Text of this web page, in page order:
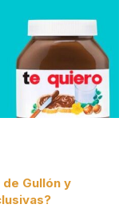
Gullón y